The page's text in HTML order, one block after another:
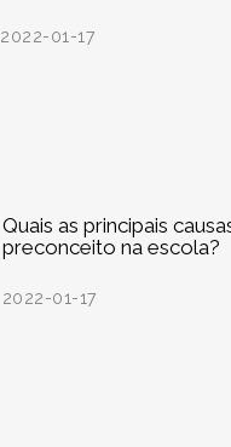
2022-01-17
Quais as principais
preconceito na escola?
2022-01-17